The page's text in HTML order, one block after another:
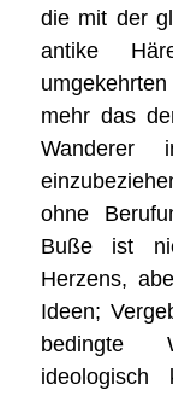
die mit der
antike
mehr das
ohne
Buße ist
Herzens,
Ideen;
bedingte
ideologisch